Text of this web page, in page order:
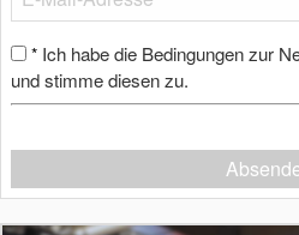
* Ich habe die Bedingungen zur
und stimme diesen zu.